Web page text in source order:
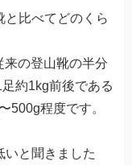
と比べてどのくら
来の登山靴の半分
約1kg前後である
500g程度です。
いと聞きました